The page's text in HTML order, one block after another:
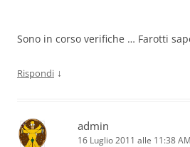
Sono in corso verifiche … Farotti
Rispondi ↓
admin
16 Luglio 2011 alle 11:38 AM